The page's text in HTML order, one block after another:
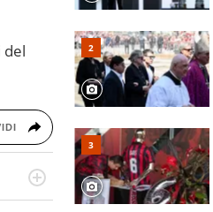
del